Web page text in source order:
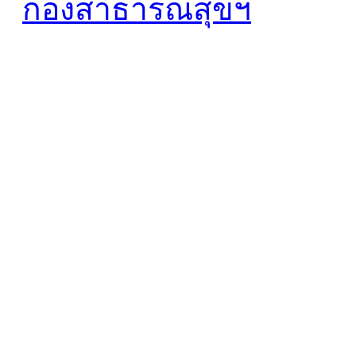
กองสาธารณสุขฯ